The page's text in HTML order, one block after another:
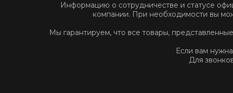
Информацию о сотрудничестве и статусе
компании. При необходимости вы
Мы гарантируем, что все товары,
Если вам
Для